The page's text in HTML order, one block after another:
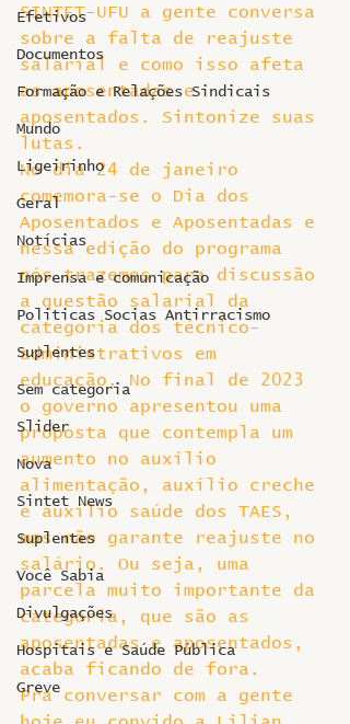
Efetivos
Documentos
Formação e Relações Sindicais
Mundo
Ligeirinho
Geral
Notícias
Imprensa e comunicação
Politicas Socias Antirracismo
Suplentes
Sem categoria
Slider
Nova
Sintet News
Suplentes
Você Sabia
Divulgações
Hospitais e Saúde Pública
Greve
SINTET-UFU a gente conversa
sobre a falta de reajuste
salarial e como isso afeta
as aposentadas e
aposentados. Sintonize suas
lutas.
No dia 24 de janeiro
comemora-se o Dia dos
Aposentados e Aposentadas e
nessa edição do programa
nós trazemos para discussão
a questão salarial da
categoria dos técnico-
administrativos em
educação. No final de 2023
o governo apresentou uma
proposta que contempla um
aumento no auxílio
alimentação, auxílio creche
e auxílio saúde dos TAES,
mas não garante reajuste no
salário. Ou seja, uma
parcela muito importante da
categoria, que são as
aposentadas e aposentados,
acaba ficando de fora.
Pra conversar com a gente